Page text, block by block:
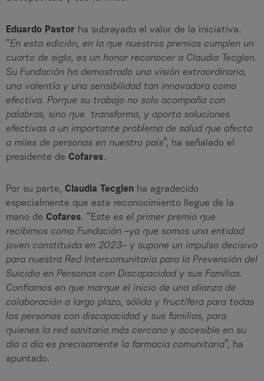
Eduardo Pastor ha subrayado el valor de la iniciativa.
“En esta edición, en la que nuestros premios cumplen un
cuarto de siglo, es un honor reconocer a Claudia Tecglen.
Su Fundación ha demostrado una visión extraordinaria,
una valentía y una sensibilidad tan innovadora como
efectiva. Porque su trabajo no solo acompaña con
palabras, sino que transforma, y aporta soluciones
efectivas a un importante problema de salud que afecta
a miles de personas en nuestro país”, ha señalado el
presidente de Cofares.
Por su parte, Claudia Tecglen ha agradecido
especialmente que este reconocimiento llegue de la
mano de Cofares. “Este es el primer premio que
recibimos como Fundación –ya que somos una entidad
joven constituida en 2023– y supone un impulso decisivo
para nuestra Red Intercomunitaria para la Prevención del
Suicidio en Personas con Discapacidad y sus Familias.
Confiamos en que marque el inicio de una alianza de
colaboración a largo plazo, sólida y fructífera para todas
las personas con discapacidad y sus familias, para
quienes la red sanitaria más cercana y accesible en su
día a día es precisamente la farmacia comunitaria”, ha
apuntado.